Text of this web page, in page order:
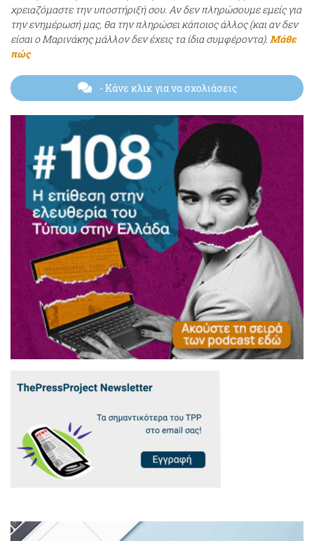
χρειαζόμαστε την υποστήριξή σου. Αν δεν πληρώσουμε εμείς για
την ενημέρωσή μας, θα την πληρώσει κάποιος άλλος (και αν δεν
είσαι ο Μαρινάκης μάλλον δεν έχεις τα ίδια συμφέροντα). Μάθε
πώς
- Κάνε κλικ για να σχολιάσεις